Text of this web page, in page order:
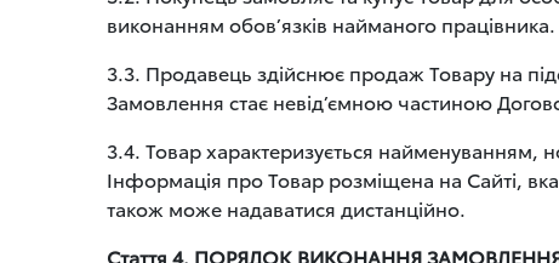
виконанням обов’язків найманого працівника.
3.3. Продавець здійснює продаж Товару на
Замовлення стає невід’ємною частиною
3.4. Товар характеризується
Інформація про Товар розміщена на Сайті,
також може надаватися дистанційно.
Стаття 4. ПОРЯДОК ВИКОНАННЯ